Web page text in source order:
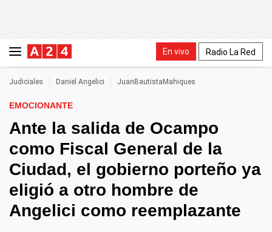
En vivo Radio La Red
Judiciales Daniel Angelici JuanBautistaMahiques
EMOCIONANTE
Ante la salida de Ocampo
como Fiscal General de la
Ciudad, el gobierno porteño ya
eligió a otro hombre de
Angelici como reemplazante